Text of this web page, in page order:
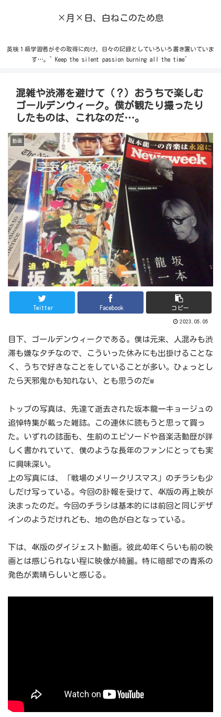
×月×日、白ねこのため息
英検１級学習者がその取得に向け、日々の記録としていろいろ書き置いていま
す…。”Keep the silent passion burning all the time”
混雑や渋滞を避けて（？）おうちで楽しむ
ゴールデンウィーク。僕が観たり撮ったり
したものは、これなのだ…。
動画
Twitter Facebook コピー
2023.05.05
目下、ゴールデンウィークである。僕は元来、人混みも渋
滞も嫌なタチなので、こういった休みにも出掛けることな
く、うちで好きなことをしていることが多い。ひょっとし
たら天邪鬼かも知れない、とも思うのだw
トップの写真は、先達て逝去された坂本龍一キョージュの
追悼特集が載った雑誌。この連休に読もうと思って買っ
た。いずれの誌面も、生前のエピソードや音楽活動歴が詳
しく書かれていて、僕のような長年のファンにとっても実
に興味深い。
上の写真には、「戦場のメリークリスマス」のチラシも少
しだけ写っている。今回の訃報を受けて、4K版の再上映が
決まったのだ。今回のチラシは基本的には前回と同じデザ
インのようだけれども、地の色が白となっている。
下は、4K版のダイジェスト動画。彼此40年くらいも前の映
画とは感じられない程に映像が綺麗。特に暗部での青系の
発色が素晴らしいと感じる。